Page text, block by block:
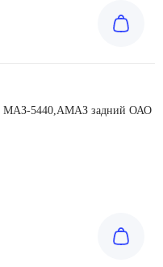
МАЗ-5440,АМАЗ задний ОАО